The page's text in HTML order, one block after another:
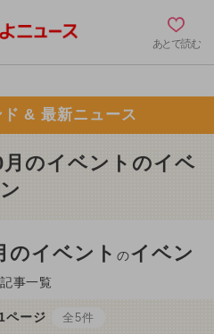
あとで読む
& 最新ニュース
のイベントのイベ
のイベントのイベン
記事一覧
ページ 全5件